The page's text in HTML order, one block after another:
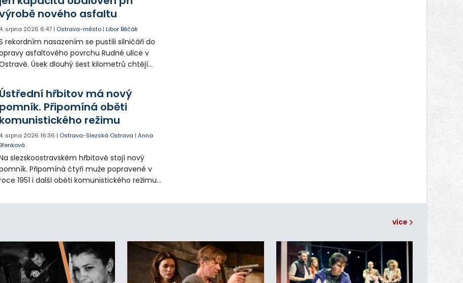
nového asfaltu
4. srpna 2026 6:47 | Ostrava-město |Libor Běčák
rekordním nasazením se pustili silničáři do
asfaltového povrchu Rudné ulice v
Úsek dlouhý šest kilometrů chtějí
Ústřední hřbitov má nový
pomník. Připomíná oběti
komunistického režimu
4. srpna 2026 16:36 | Ostrava-Slezská Ostrava |Anna
slezskoostravském hřbitově stojí nový
Připomíná čtyři muže popravené v
1951 i další oběti komunistického režimu.
přes sedmdesát let.
více